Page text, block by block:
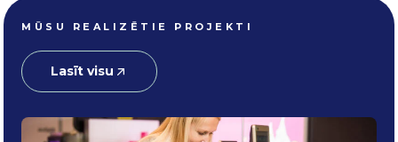
MŪSU REALIZĒTIE PROJEKTI
Lasīt visu